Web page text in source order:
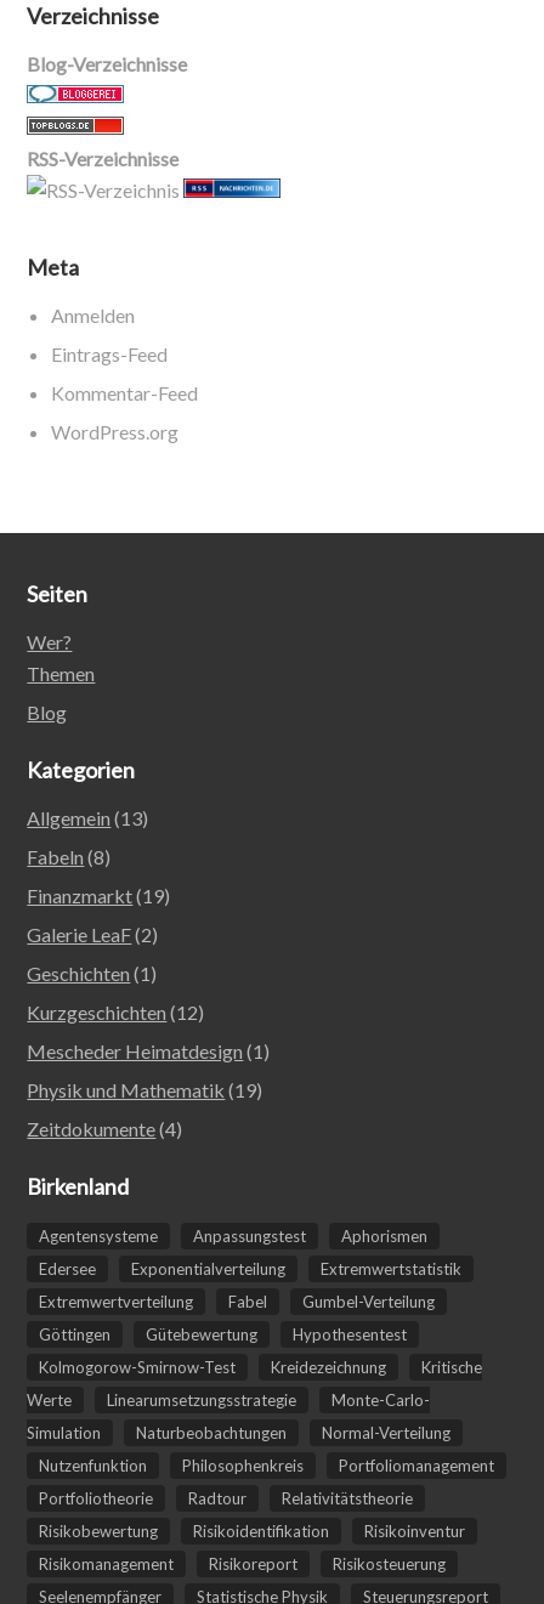
Verzeichnisse
Blog-Verzeichnisse
RSS-Verzeichnisse
Meta
Anmelden
Eintrags-Feed
Kommentar-Feed
WordPress.org
Seiten
Wer?
Themen
Blog
Kategorien
Allgemein (13)
Fabeln (8)
Finanzmarkt(19)
Galerie LeaF(2)
Geschichten (1)
Kurzgeschichten (12)
Mescheder Heimatdesign (1)
Physik und Mathematik (19)
Zeitdokumente(4)
Birkenland
Agentensysteme Anpassungstest
Aphorismen
Edersee
Exponentialverteilung
Extremwertstatistik
Extremwertverteilung
Fabel
Gumbel-Verteilung
Göttingen
Gütebewertung
Hypothesentest
Kolmogorow-Smirnow-Test
Kreidezeichnung
Kritische
Werte
Linearumsetzungsstrategie
Monte-Carlo-
Simulation
Naturbeobachtungen
Normal-Verteilung
Nutzenfunktion
Philosophenkreis
Portfoliomanagement
Portfoliotheorie
Radtour
Relativitätstheorie
Risikobewertung
Risikoidentifikation
Risikoinventur
Risikomanagement
Risikoreport
Risikosteuerung
Seelenempfänger
Statistische Physik Steuerungsreport